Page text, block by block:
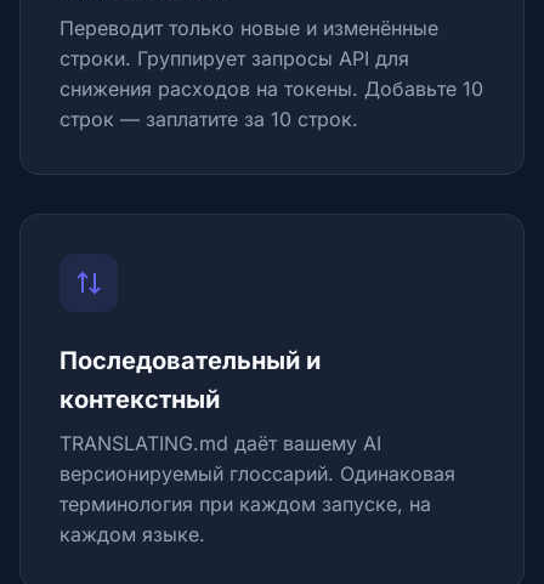
Переводит только новые и изменённые
строки. Группирует запросы API для
снижения расходов на токены. Добавьте 10
строк — заплатите за 10 строк.
Последовательный и
контекстный
TRANSLATING.md даёт вашему AI
версионируемый глоссарий. Одинаковая
терминология при каждом запуске, на
каждом языке.